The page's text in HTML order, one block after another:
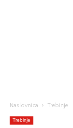
Naslovnica Trebinje
Trebinje